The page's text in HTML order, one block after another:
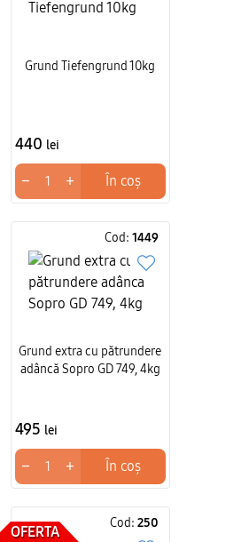
Grund Tiefengrund 10kg
440 lei
− + În coș
Cod: 1449
Grund extra cu pătrundere
adâncă Sopro GD 749, 4kg
495 lei
− + În coș
OFERTA
Cod: 250